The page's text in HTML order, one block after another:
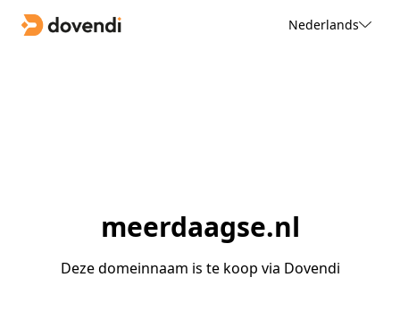
Nederlands
meerdaagse.nl
Deze domeinnaam is te koop via Dovendi